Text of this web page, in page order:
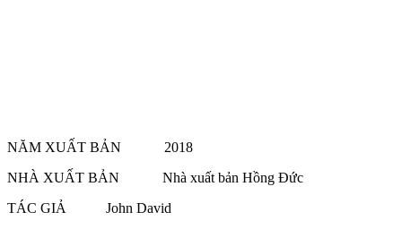
NĂM XUẤT BẢN 2018
NHÀ XUẤT BẢN Nhà xuất bản Hồng Đức
TÁC GIẢ John David